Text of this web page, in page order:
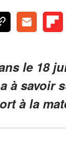
le 18
à savoir
à la